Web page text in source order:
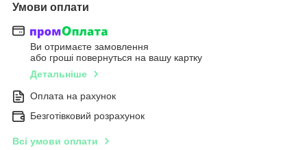
Умови оплати
Ви отримаєте замовлення
або гроші повернуться на вашу картку
Детальніше
Оплата на рахунок
Безготівковий розрахунок
Всі умови оплати